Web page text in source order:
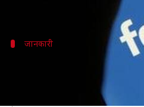
जानकारी
दो तरीकों से किए
फेसबुक पर पेज अनलाइक